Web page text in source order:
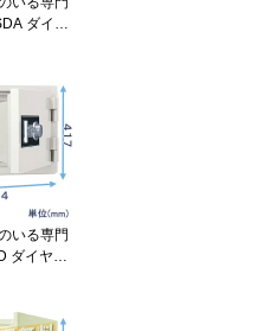
ダイヤ
金庫 日本
庫
いる専門
ダイヤル
庫 日本
盗難防止